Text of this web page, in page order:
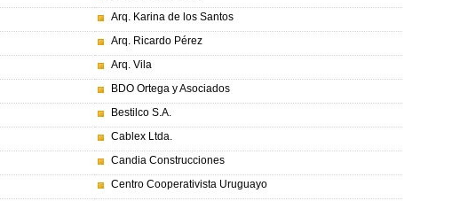
Arq. Karina de los Santos
Arq. Ricardo Pérez
Arq. Vila
BDO Ortega y Asociados
Bestilco S.A.
Cablex Ltda.
Candia Construcciones
Centro Cooperativista Uruguayo